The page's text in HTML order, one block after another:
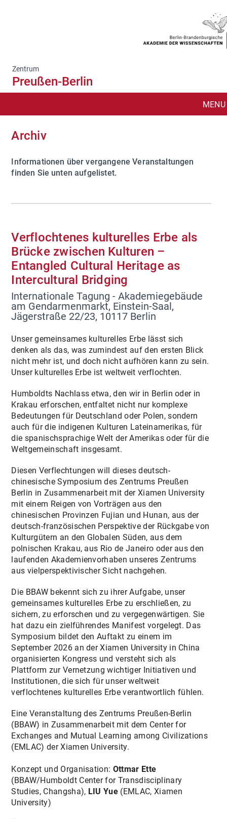
Zentrum
Preußen-Berlin
MENU
SUCHE
NEU
DIGITALE EDITIONEN
Archiv
Informationen über vergangene Veranstaltungen
finden Sie unten aufgelistet.
Verflochtenes kulturelles Erbe als
Brücke zwischen Kulturen –
Entangled Cultural Heritage as
Intercultural Bridging
Internationale Tagung - Akademiegebäude
am Gendarmenmarkt, Einstein-Saal,
Jägerstraße 22/23, 10117 Berlin
Unser gemeinsames kulturelles Erbe lässt sich
denken als das, was zumindest auf den ersten Blick
nicht mehr ist, und doch nicht aufhören kann zu sein.
Unser kulturelles Erbe ist weltweit verflochten.
Humboldts Nachlass etwa, den wir in Berlin oder in
Krakau erforschen, entfaltet nicht nur komplexe
Bedeutungen für Deutschland oder Polen, sondern
auch für die indigenen Kulturen Lateinamerikas, für
die spanischsprachige Welt der Amerikas oder für die
Weltgemeinschaft insgesamt.
Diesen Verflechtungen will dieses deutsch-
chinesische Symposium des Zentrums Preußen
Berlin in Zusammenarbeit mit der Xiamen University
mit einem Reigen von Vorträgen aus den
chinesischen Provinzen Fujian und Hunan, aus der
deutsch-französischen Perspektive der Rückgabe von
Kulturgütern an den Globalen Süden, aus dem
polnischen Krakau, aus Rio de Janeiro oder aus den
laufenden Akademienvorhaben unseres Zentrums
aus vielperspektivischer Sicht nachgehen.
Die BBAW bekennt sich zu ihrer Aufgabe, unser
gemeinsames kulturelles Erbe zu erschließen, zu
sichern, zu erforschen und zu vergegenwärtigen. Sie
hat dazu ein zielführendes Manifest vorgelegt. Das
Symposium bildet den Auftakt zu einem im
September 2026 an der Xiamen University in China
organisierten Kongress und versteht sich als
Plattform zur Vernetzung wichtiger Initiativen und
Institutionen, die sich für unser weltweit
verflochtenes kulturelles Erbe verantwortlich fühlen.
Eine Veranstaltung des Zentrums Preußen-Berlin
(BBAW) in Zusammenarbeit mit dem Center for
Exchanges and Mutual Learning among Civilizations
(EMLAC) der Xiamen University.
Konzept und Organisation: Ottmar Ette
(BBAW/Humboldt Center for Transdisciplinary
Studies, Changsha), LIU Yue (EMLAC, Xiamen
University)